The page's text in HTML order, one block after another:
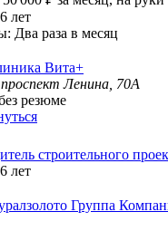
лет
Два раза в месяц
Вита+
Ленина, 70А
резюме
строительного
лет
Группа